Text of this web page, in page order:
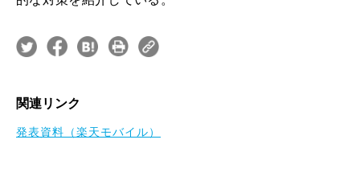
関連リンク
発表資料（楽天モバイル）